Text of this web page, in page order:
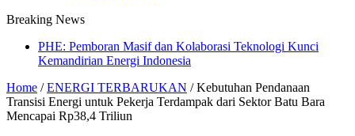
Breaking News
PHE: Pemboran Masif dan Kolaborasi Teknologi Kunci
Kemandirian Energi Indonesia
Home / ENERGI TERBARUKAN / Kebutuhan Pendanaan
Transisi Energi untuk Pekerja Terdampak dari Sektor Batu Bara
Mencapai Rp38,4 Triliun